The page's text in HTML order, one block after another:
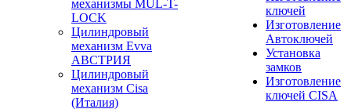
механизмы MUL-T-
LOCK
Цилиндровый
механизм Evva
АВСТРИЯ
Цилиндровый
механизм Cisa
(Италия)
ключей
Изготовление
Автоключей
Установка
замков
Изготовление
ключей CISA